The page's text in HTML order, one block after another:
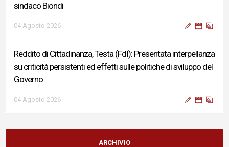
sindaco Biondi
04 Agosto 2026
Reddito di Cittadinanza, Testa (FdI): Presentata interpellanza
su criticità persistenti ed effetti sulle politiche di sviluppo del
Governo
04 Agosto 2026
Sigismondi, Liris e Testa: “Profondo cordoglio e vicinanza al
Ministro Roccella e alla sua famiglia”
ARCHIVIO